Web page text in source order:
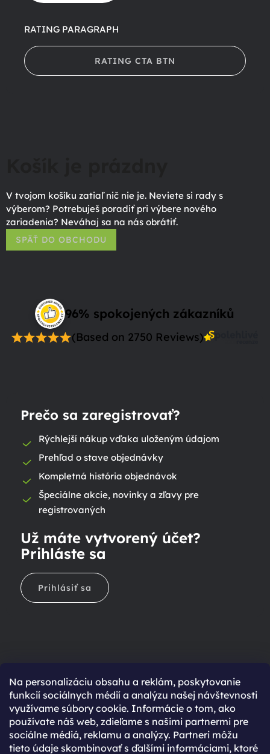
Na personalizáciu obsahu a reklám, poskytovanie
funkcií sociálnych médií a analýzu našej návštevnosti
využívame súbory cookie. Informácie o tom, ako
používate náš web, zdieľame s našimi partnermi pre
sociálne médiá, reklamu a analýzy. Partneri môžu
tieto údaje skombinovať s ďalšími informáciami, ktoré
RATING PARAGRAPH
RATING CTA BTN
V tvojom košíku zatiaľ nič nie je. Neviete si rady s
výberom? Potrebuješ poradiť pri výbere nového
zariadenia? Neváhaj sa na nás obrátiť.
SPÄŤ DO OBCHODU
96% spokojených zákazníků
(Based on 2750 Reviews)
Prečo sa zaregistrovať?
Rýchlejší nákup vďaka uloženým údajom
Prehľad o stave objednávky
Kompletná história objednávok
Špeciálne akcie, novinky a zľavy pre
registrovaných
Už máte vytvorený účet?
Prihláste sa
Prihlásiť sa
Ešte nemáte účet?
Rýchlejší nákup vďaka uloženým údajom
Prehľad o stave objednávky
Kompletná história objednávok